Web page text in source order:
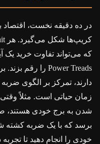
در ده دقیقه نخست، اقتصاد
دارند، تمرکز بر الگوی
زمان حیاتی است. مثلاً
شدن به برج خودی هستند،
خودی را انجام دهید تا